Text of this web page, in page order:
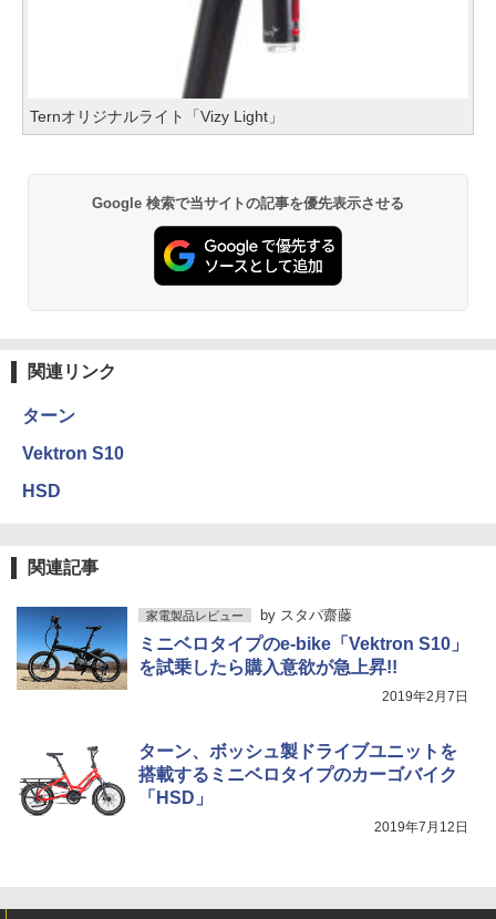
Ternオリジナルライト「Vizy Light」
Google 検索で当サイトの記事を優先表示させる
関連リンク
ターン
Vektron S10
HSD
関連記事
家電製品レビュー by スタパ齋藤
ミニベロタイプのe-bike「Vektron S10」
を試乗したら購入意欲が急上昇!!
2019年2月7日
ターン、ボッシュ製ドライブユニットを
搭載するミニベロタイプのカーゴバイク
「HSD」
2019年7月12日